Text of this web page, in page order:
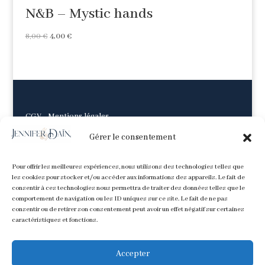
Gérer le consentement
Pour offrir les meilleures expériences, nous utilisons des technologies telles que
les cookies pour stocker et/ou accéder aux informations des appareils. Le fait de
consentir à ces technologies nous permettra de traiter des données telles que le
comportement de navigation ou les ID uniques sur ce site. Le fait de ne pas
consentir ou de retirer son consentement peut avoir un effet négatif sur certaines
caractéristiques et fonctions.
Accepter
N&B – Mystic hands
8,00€ Le
4,00€Le
CGV-Mentions légales